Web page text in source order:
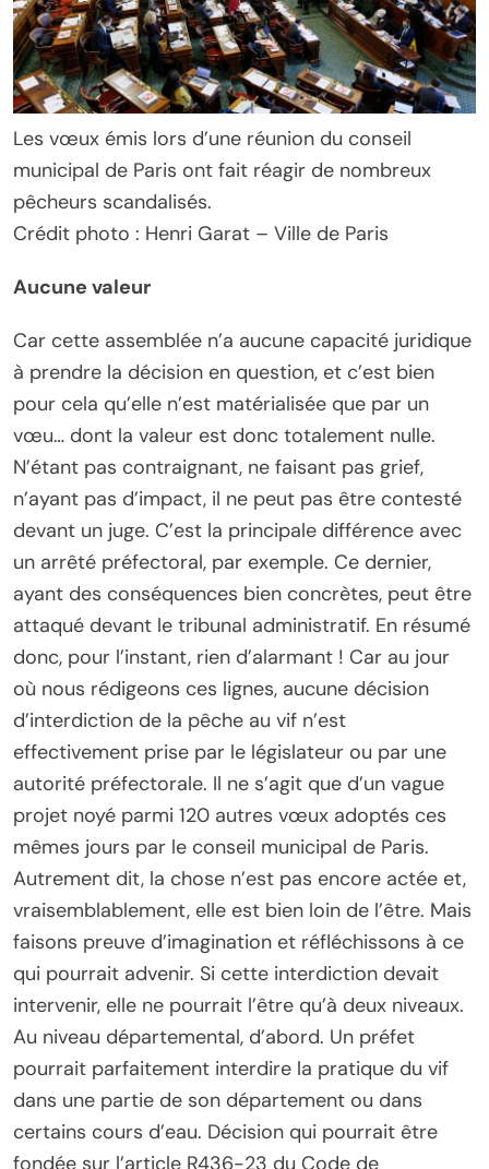
Les vœux émis lors d’une réunion du conseil
municipal de Paris ont fait réagir de nombreux
pêcheurs scandalisés.
Crédit photo : Henri Garat – Ville de Paris
Aucune valeur
Car cette assemblée n’a aucune capacité juridique
à prendre la décision en question, et c’est bien
pour cela qu’elle n’est matérialisée que par un
vœu… dont la valeur est donc totalement nulle.
N’étant pas contraignant, ne faisant pas grief,
n’ayant pas d’impact, il ne peut pas être contesté
devant un juge. C’est la principale différence avec
un arrêté préfectoral, par exemple. Ce dernier,
ayant des conséquences bien concrètes, peut être
attaqué devant le tribunal administratif. En résumé
donc, pour l’instant, rien d’alarmant ! Car au jour
où nous rédigeons ces lignes, aucune décision
d’interdiction de la pêche au vif n’est
effectivement prise par le législateur ou par une
autorité préfectorale. Il ne s’agit que d’un vague
projet noyé parmi 120 autres vœux adoptés ces
mêmes jours par le conseil municipal de Paris.
Autrement dit, la chose n’est pas encore actée et,
vraisemblablement, elle est bien loin de l’être. Mais
faisons preuve d’imagination et réfléchissons à ce
qui pourrait advenir. Si cette interdiction devait
intervenir, elle ne pourrait l’être qu’à deux niveaux.
Au niveau départemental, d’abord. Un préfet
pourrait parfaitement interdire la pratique du vif
dans une partie de son département ou dans
certains cours d’eau. Décision qui pourrait être